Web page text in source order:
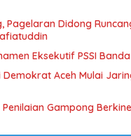
Pagelaran Didong
Eksekutif PSSI
Aceh Mulai
Gampong